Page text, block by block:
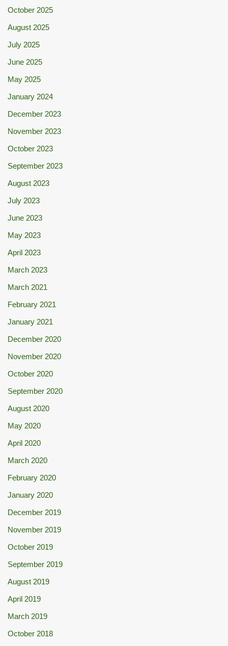
October 2025
August 2025
July 2025
June 2025
May 2025
January 2024
December 2023
November 2023
October 2023
September 2023
August 2023
July 2023
June 2023
May 2023
April 2023
March 2023
March 2021
February 2021
January 2021
December 2020
November 2020
October 2020
September 2020
August 2020
May 2020
April 2020
March 2020
February 2020
January 2020
December 2019
November 2019
October 2019
September 2019
August 2019
April 2019
March 2019
October 2018